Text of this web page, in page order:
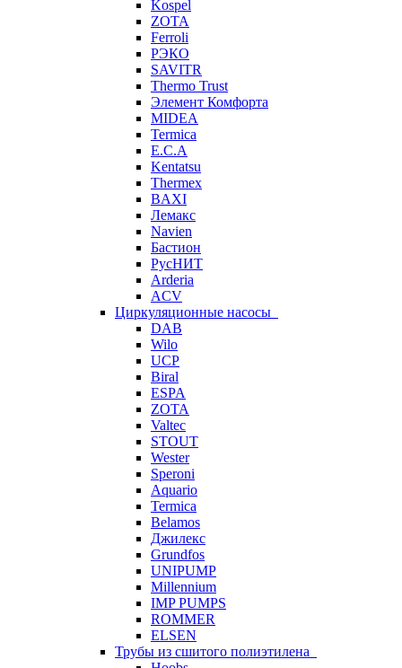
Kospel
ZOTA
Ferroli
РЭКО
SAVITR
Thermo Trust
Элемент Комфорта
MIDEA
Termica
E.C.A
Kentatsu
Thermex
BAXI
Лемакс
Navien
Бастион
РусНИТ
Arderia
ACV
Циркуляционные насосы
DAB
Wilo
UCP
Biral
ESPA
ZOTA
Valtec
STOUT
Wester
Speroni
Aquario
Termica
Belamos
Джилекс
Grundfos
UNIPUMP
Millennium
IMP PUMPS
ROMMER
ELSEN
Трубы из сшитого полиэтилена